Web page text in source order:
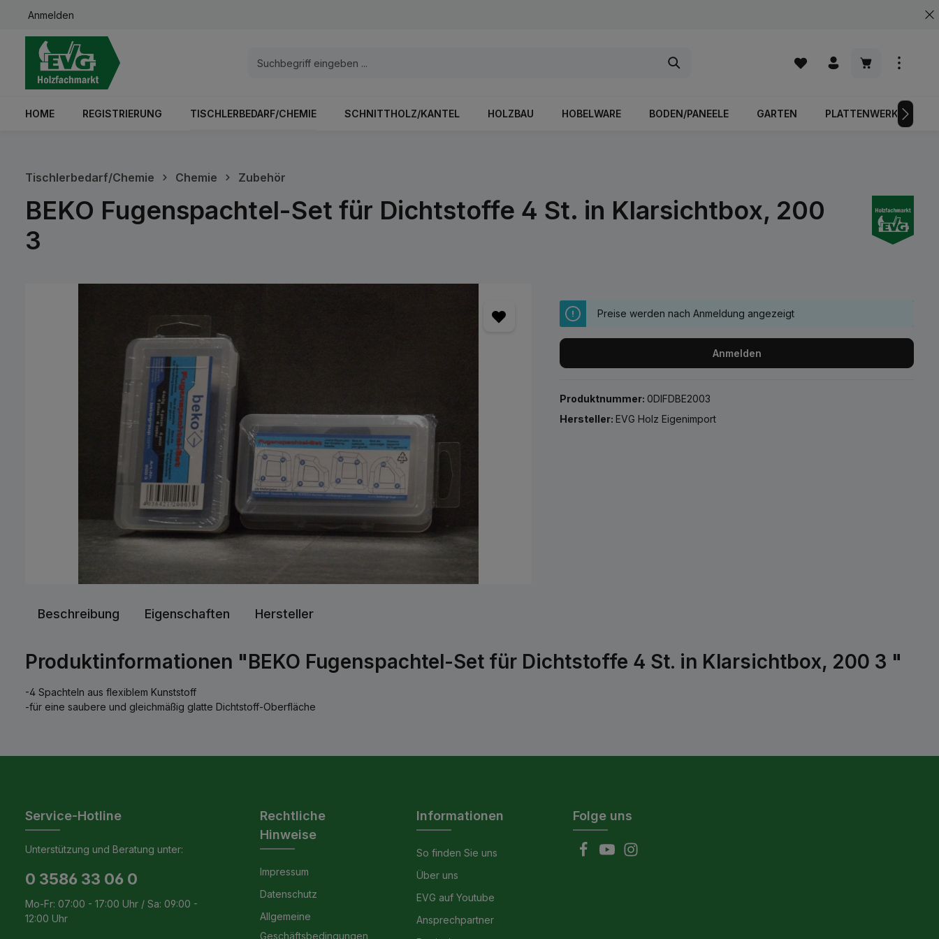
Zur Hauptnavigation springen
Anmelden
Warenkorb
HOME REGISTRIERUNG TISCHLERBEDARF/CHEMIE SCHNITTHOLZ/KANTEL HOLZBAU HOBELWARE BODEN/PANEELE GARTEN PLATTENWERKSTOFFE
Tischlerbedarf/Chemie Chemie Zubehör
BEKO Fugenspachtel-Set für Dichtstoffe 4 St. in Klarsichtbox, 200
3
Preise werden nach Anmeldung angezeigt
Anmelden
Produktnummer: 0DIFDBE2003
Hersteller:EVG Holz Eigenimport
Beschreibung Eigenschaften Hersteller
Produktinformationen "BEKO Fugenspachtel-Set für Dichtstoffe 4 St. in Klarsichtbox, 200 3 "
-4 Spachteln aus flexiblem Kunststoff
-für eine saubere und gleichmäßig glatte Dichtstoff-Oberfläche
Service-Hotline
Unterstützung und Beratung unter:
0 3586 33 06 0
Mo-Fr: 07:00 - 17:00 Uhr / Sa: 09:00 -
12:00 Uhr
Rechtliche
Hinweise
Impressum
Datenschutz
Allgemeine
Geschäftsbedingungen
Informationen
So finden Sie uns
Über uns
EVG auf Youtube
Ansprechpartner
Folge uns